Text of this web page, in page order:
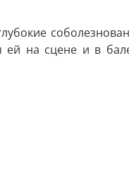
ей на сцене и в